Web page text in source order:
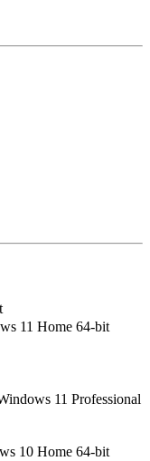
11 Home 64-bit
11 Professional
10 Home 64-bit